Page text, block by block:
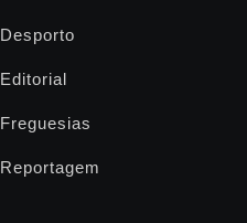
Desporto
Editorial
Freguesias
Reportagem